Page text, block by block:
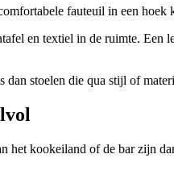
fauteuil in een
en textiel in de ruimte.
stoelen die qua stijl of
het kookeiland of de bar zijn